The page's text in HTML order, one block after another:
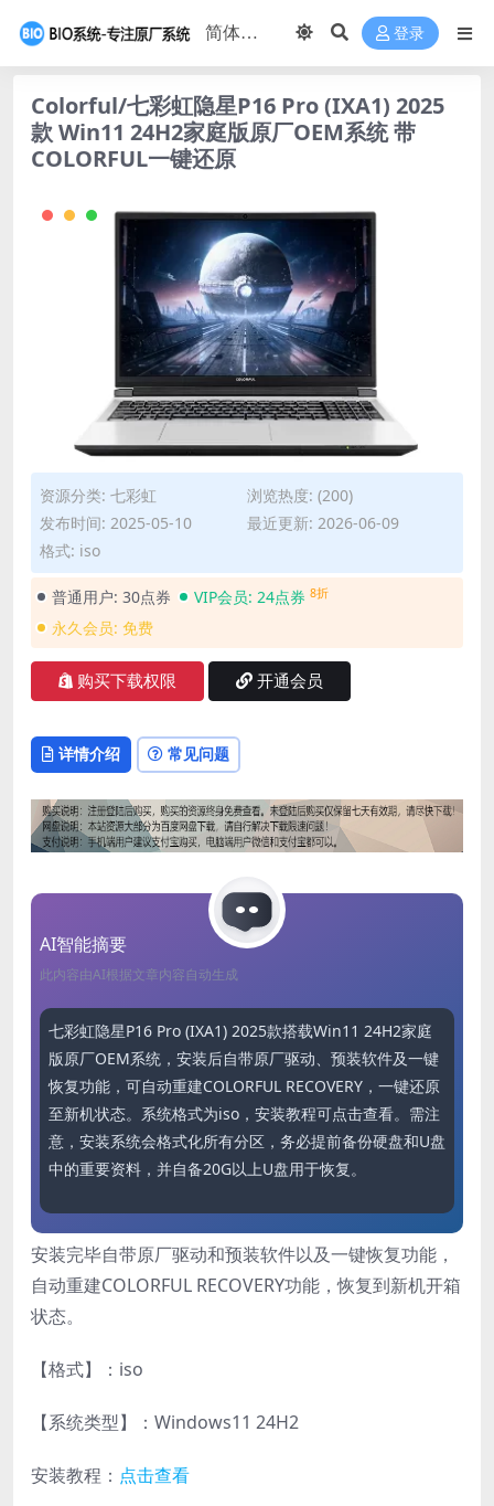
登录
Colorful/七彩虹隐星P16 Pro (IXA1) 2025
款 Win11 24H2家庭版原厂OEM系统 带
COLORFUL一键还原
资源分类: 七彩虹
浏览热度: (200)
发布时间: 2025-05-10
最近更新: 2026-06-09
格式: iso
普通用户: 30点券 VIP会员: 24点券 8折
永久会员: 免费
购买下载权限 开通会员
详情介绍 常见问题
AI智能摘要
此内容由AI根据文章内容自动生成
七彩虹隐星P16 Pro (IXA1) 2025款搭载Win11 24H2家庭
版原厂OEM系统，安装后自带原厂驱动、预装软件及一键
恢复功能，可自动重建COLORFUL RECOVERY，一键还原
至新机状态。系统格式为iso，安装教程可点击查看。需注
意，安装系统会格式化所有分区，务必提前备份硬盘和U盘
中的重要资料，并自备20G以上U盘用于恢复。
安装完毕自带原厂驱动和预装软件以及一键恢复功能，
自动重建COLORFUL RECOVERY功能，恢复到新机开箱
状态。
【格式】：iso
【系统类型】：Windows11 24H2
安装教程： 点击查看